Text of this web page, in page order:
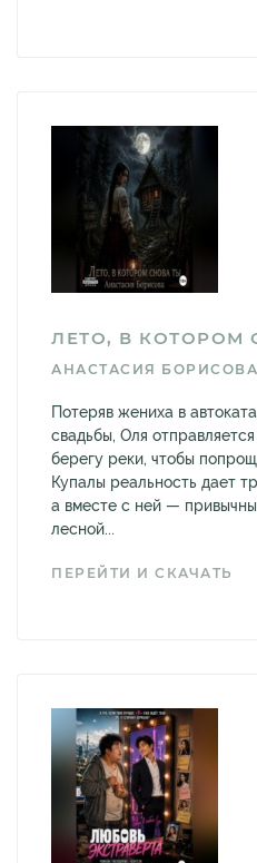
ЛЕТО, В КОТОРОМ
АНАСТАСИЯ БОРИСОВА
Потеряв жениха в
свадьбы, Оля
берегу реки, чтобы
Купалы реальность дает
а вместе с ней —
лесной...
ПЕРЕЙТИ И СКАЧАТЬ